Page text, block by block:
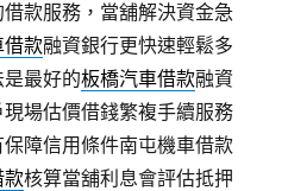
款服務，當舖解決資金急
借款融資銀行更快速輕鬆多
是最好的板橋汽車借款融資
場估價借錢繁複手續服務
障信用條件南屯機車借款
款核算當舖利息會評估抵押